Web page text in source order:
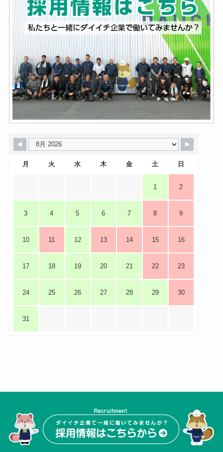
月 火 水 木 金 土 日
1 2
3 4 5 6 7 8 9
10 11 12 13 14 15 16
17 18 19 20 21 22 23
24 25 26 27 28 29 30
31